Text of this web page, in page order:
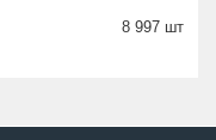
8 997 шт